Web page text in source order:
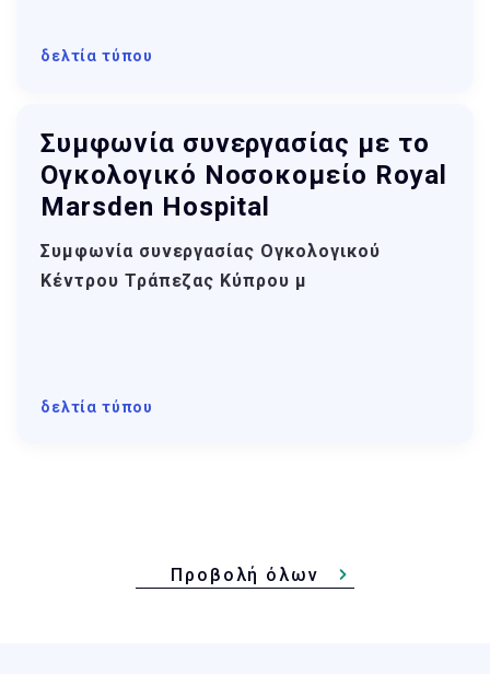
δελτία τύπου
Συμφωνία συνεργασίας με το
Ογκολογικό Νοσοκομείο Royal
Marsden Hospital
Συμφωνία συνεργασίας Ογκολογικού
Κέντρου Τράπεζας Κύπρου μ
δελτία τύπου
Προβολή όλων